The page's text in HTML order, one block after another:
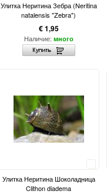
Улитка Неритина Зебра (Neritina
natalensis "Zebra")
€ 1,95
Наличие: много
Улитка Неритина Шоколадница
Clithon diadema